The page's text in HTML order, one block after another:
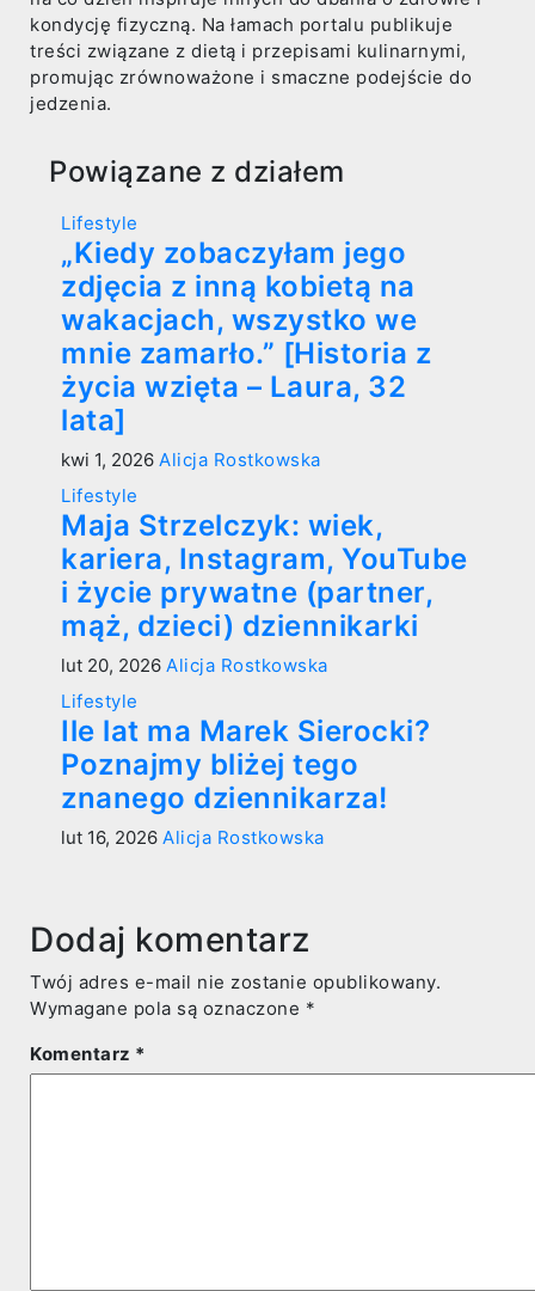
kondycję fizyczną. Na łamach portalu publikuje
treści związane z dietą i przepisami kulinarnymi,
promując zrównoważone i smaczne podejście do
jedzenia.
Powiązane z działem
Lifestyle
„Kiedy zobaczyłam jego
zdjęcia z inną kobietą na
wakacjach, wszystko we
mnie zamarło.” [Historia z
życia wzięta – Laura, 32
lata]
kwi 1, 2026 Alicja Rostkowska
Lifestyle
Maja Strzelczyk: wiek,
kariera, Instagram, YouTube
i życie prywatne (partner,
mąż, dzieci) dziennikarki
lut 20, 2026 Alicja Rostkowska
Lifestyle
Ile lat ma Marek Sierocki?
Poznajmy bliżej tego
znanego dziennikarza!
lut 16, 2026 Alicja Rostkowska
Dodaj komentarz
Twój adres e-mail nie zostanie opublikowany.
Wymagane pola są oznaczone *
Komentarz *